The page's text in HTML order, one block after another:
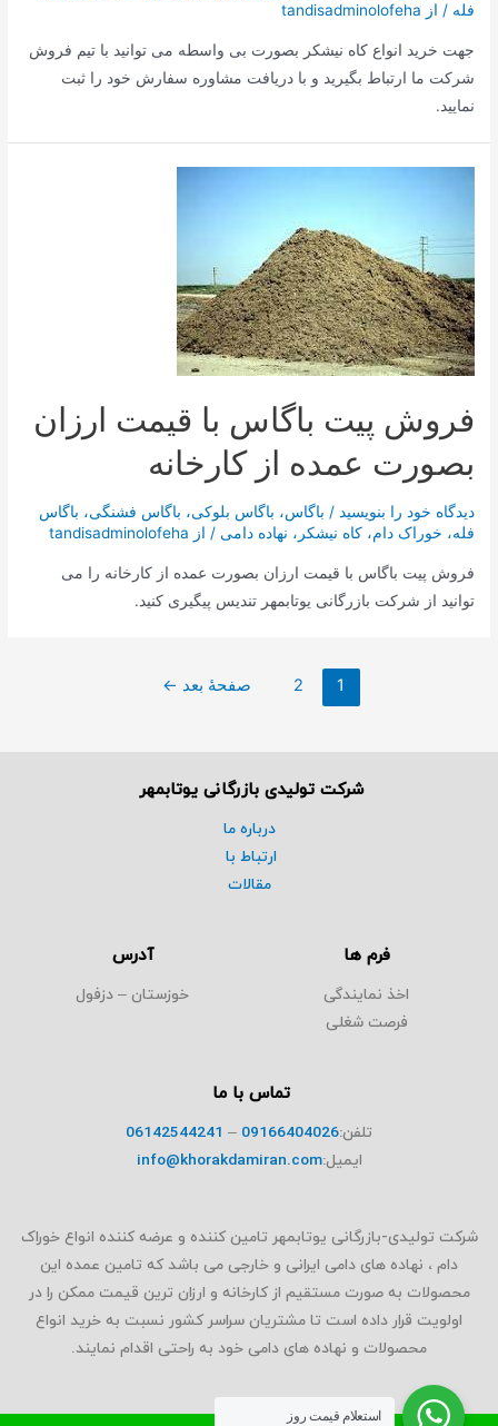
فله / از tandisadminolofeha
جهت خرید انواع کاه نیشکر بصورت بی واسطه می توانید با تیم فروش
شرکت ما ارتباط بگیرید و با دریافت مشاوره سفارش خود را ثبت
نمایید.
فروش پیت باگاس با قیمت ارزان
بصورت عمده از کارخانه
دیدگاه‌ خود را بنویسید / باگاس، باگاس بلوکی، باگاس فشنگی، باگاس
فله، خوراک دام،کاه نیشکر ، نهاده دامی / از tandisadminolofeha
فروش پیت باگاس با قیمت ارزان بصورت عمده از کارخانه را می
توانید از شرکت بازرگانی یوتابمهر تندیس پیگیری کنید.
1
2 صفحهٔ بعد ←
شرکت تولیدی بازرگانی یوتابمهر
درباره ما
ارتباط با
مقالات
فرم ها
اخذ نمایندگی
فرصت شغلی
آدرس
خوزستان – دزفول
تماس با ما
تلفن:09166404026
–
06142544241
ایمیل:info@khorakdamiran.com
شرکت تولیدی-بازرگانی یوتابمهر تامین کننده و عرضه کننده انواع خوراک
دام ، نهاده های دامی ایرانی و خارجی می باشد که تامین عمده این
محصولات به صورت مستقیم از کارخانه و ارزان ترین قیمت ممکن را در
اولویت قرار داده است تا مشتریان سراسر کشور نسبت به خرید انواع
محصولات و نهاده های دامی خود به راحتی اقدام نمایند.
استعلام قیمت روز